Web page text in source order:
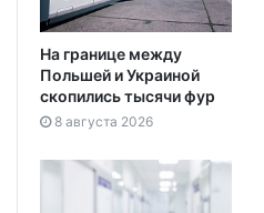
На границе между
Польшей и Украиной
скопились тысячи фур
8 августа 2026